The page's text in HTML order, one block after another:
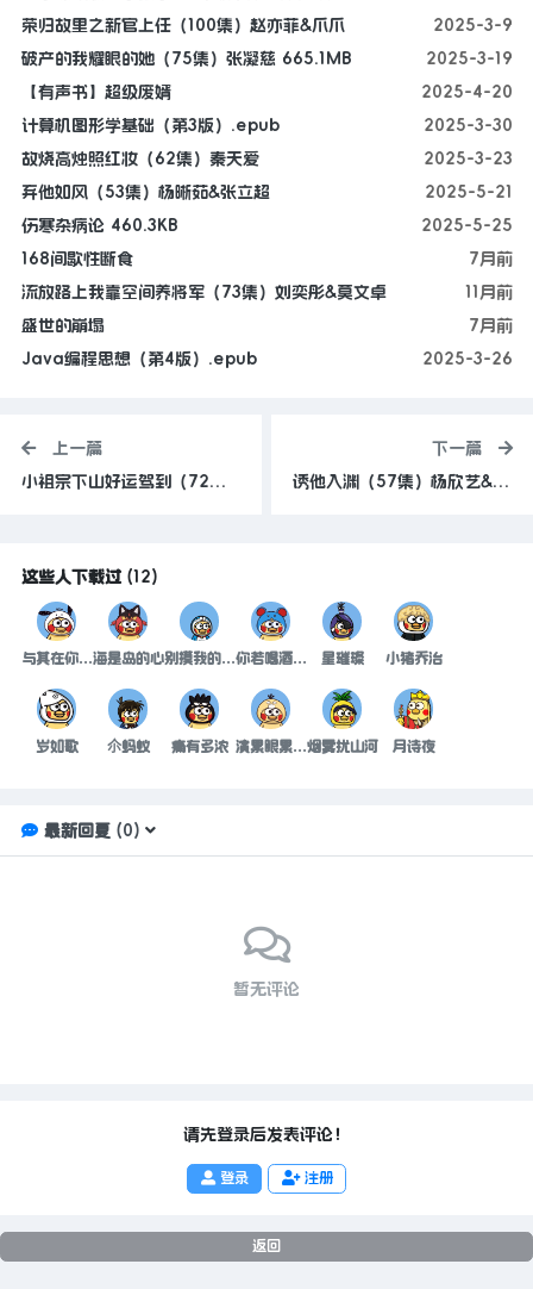
荣归故里之新官上任（100集）赵亦菲&爪爪
2025-3-9
破产的我耀眼的她（75集）张凝慈 665.1MB
2025-3-19
【有声书】超级废婿
2025-4-20
计算机图形学基础（第3版）.epub
2025-3-30
故烧高烛照红妆（62集）秦天爱
2025-3-23
弃他如风（53集）杨晰茹&张立超
2025-5-21
伤寒杂病论 460.3KB
2025-5-25
168间歇性断食
7月前
流放路上我靠空间养将军（73集）刘奕彤&莫文卓
11月前
盛世的崩塌
7月前
Java编程思想（第4版）.epub
2025-3-26
上一篇
下一篇
诱他入渊（57集）杨欣艺&常赫鸣
这些人下载过(12)
与其在你不要的世界里海是岛的心 别摸我的婴儿肥 你若喝酒请你吃醋 星璀璨 小猪乔治
岁如歌 尒蚂蚁 痛有多浓 演累眼累眼泪烟雾扰山河 月诗夜
最新回复(0)
暂无评论
请先登录后发表评论！
登录 注册
返回